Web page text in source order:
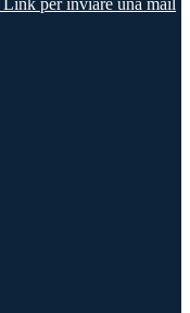
Link per inviare una mail